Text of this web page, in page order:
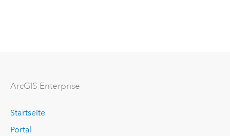
ArcGIS Enterprise
Startseite
Portal